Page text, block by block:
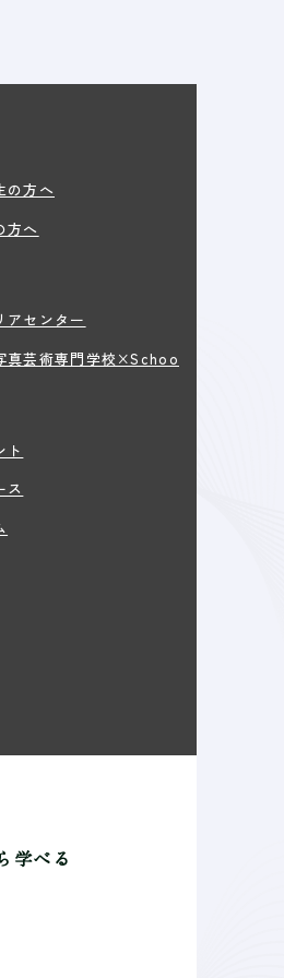
の方へ
方へ
アセンター
真芸術専門学校×Schoo
ト
ス
学べる